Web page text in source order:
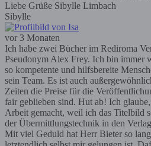
Liebe Grüße Sibylle Limbach
Sibylle
vor 3 Monaten
Ich habe zwei Bücher im Rediroma
Pseudonym Alex Frey. Ich bin immer
so kompetente und hilfsbereite
sein Team. Es ist auch
Zeiten die Preise für die
fair geblieben sind. Hut ab! Ich
Arbeit gemacht, weil ich das Titelbild
der Übermittlungstechnik in den
Mit viel Geduld hat Herr Bieter so